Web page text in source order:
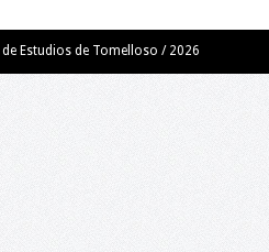
Estudios de Tomelloso / 2026